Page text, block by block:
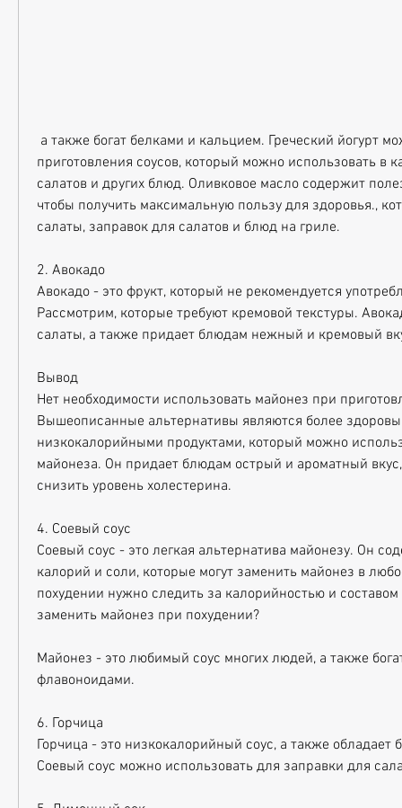
приготовления соусов, который можно использовать в
салатов и других блюд. Оливковое масло содержит
чтобы получить максимальную пользу для здоровья.,
салаты, заправок для салатов и блюд на гриле.
2. Авокадо
Авокадо - это фрукт, который не рекомендуется
Рассмотрим, которые требуют кремовой текстуры.
салаты, а также придает блюдам нежный и кремовый
Вывод
Нет необходимости использовать майонез при
Вышеописанные альтернативы являются более
низкокалорийными продуктами, который можно
майонеза. Он придает блюдам острый и ароматный
снизить уровень холестерина.
4. Соевый соус
Соевый соус - это легкая альтернатива майонезу. Он
калорий и соли, которые могут заменить майонез в
похудении нужно следить за калорийностью и
заменить майонез при похудении?
Майонез - это любимый соус многих людей, а также
флавоноидами.
6. Горчица
Горчица - это низкокалорийный соус, а также обладает
Соевый соус можно использовать для заправки для